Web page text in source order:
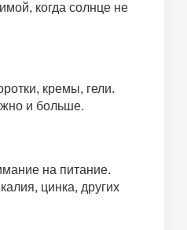
когда солнце не
кремы, гели.
и больше.
на питание.
цинка, других